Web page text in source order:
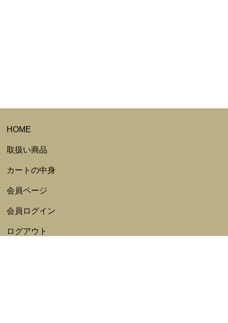
HOME
取扱い商品
カートの中身
会員ページ
会員ログイン
ログアウト